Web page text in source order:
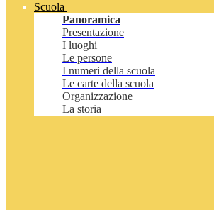
Scuola
Panoramica
Presentazione
I luoghi
Le persone
I numeri della scuola
Le carte della scuola
Organizzazione
La storia